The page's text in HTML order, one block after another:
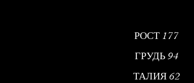
РОСТ 177
ГРУДЬ 94
ТАЛИЯ 62